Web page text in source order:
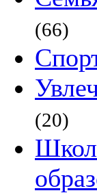
(66)
(20)